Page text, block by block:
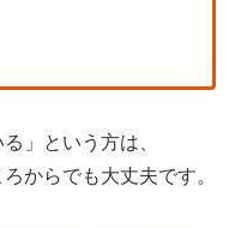
」という方は、
からでも大丈夫です。